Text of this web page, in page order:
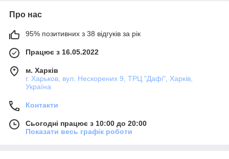
Про нас
95% позитивних з 38 відгуків за рік
Працює з 16.05.2022
м. Харків
г. Харьков, вул. Нескорених 9, ТРЦ "Дафі", Харків,
Україна
Контакти
Сьогодні працює з 10:00 до 20:00
Показати весь графік роботи